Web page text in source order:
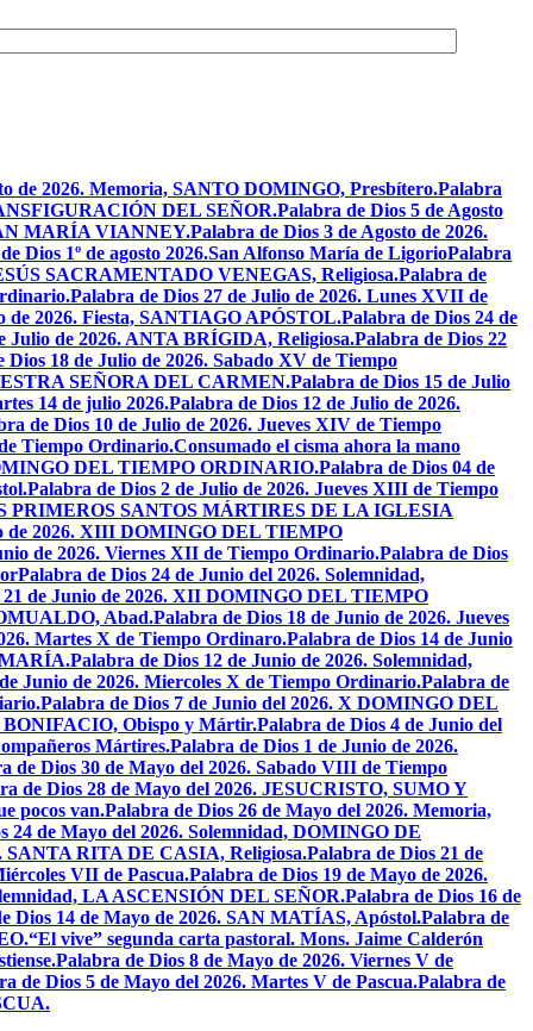
de 2026. Memoria, SANTO DOMINGO, Presbítero.Palabra
DEL SEÑOR.Palabra de Dios 5 de Agosto
MARÍA VIANNEY.Palabra de Dios 3 de Agosto de 2026.
Dios 1º de agosto 2026.San Alfonso María de LigorioPalabra
SACRAMENTADO VENEGAS, Religiosa.Palabra de
Palabra de Dios 27 de Julio de 2026. Lunes XVII de
de 2026. Fiesta, SANTIAGO APÓSTOL.Palabra de Dios 24 de
Julio de 2026. ANTA BRÍGIDA, Religiosa.Palabra de Dios 22
Dios 18 de Julio de 2026. Sabado XV de Tiempo
SEÑORA DEL CARMEN.Palabra de Dios 15 de Julio
14 de julio 2026.Palabra de Dios 12 de Julio de 2026.
de Dios 10 de Julio de 2026. Jueves XIV de Tiempo
Tiempo Ordinario.Consumado el cisma ahora la mano
DEL TIEMPO ORDINARIO.Palabra de Dios 04 de
Palabra de Dios 2 de Julio de 2026. Jueves XIII de Tiempo
PRIMEROS SANTOS MÁRTIRES DE LA IGLESIA
de 2026. XIII DOMINGO DEL TIEMPO
de 2026. Viernes XII de Tiempo Ordinario.Palabra de Dios
Palabra de Dios 24 de Junio del 2026. Solemnidad,
21 de Junio de 2026. XII DOMINGO DEL TIEMPO
Abad.Palabra de Dios 18 de Junio de 2026. Jueves
Martes X de Tiempo Ordinaro.Palabra de Dios 14 de Junio
MARÍA.Palabra de Dios 12 de Junio de 2026. Solemnidad,
Junio de 2026. Miercoles X de Tiempo Ordinario.Palabra de
Palabra de Dios 7 de Junio del 2026. X DOMINGO DEL
BONIFACIO, Obispo y Mártir.Palabra de Dios 4 de Junio del
Mártires.Palabra de Dios 1 de Junio de 2026.
de Dios 30 de Mayo del 2026. Sabado VIII de Tiempo
de Dios 28 de Mayo del 2026. JESUCRISTO, SUMO Y
pocos van.Palabra de Dios 26 de Mayo del 2026. Memoria,
24 de Mayo del 2026. Solemnidad, DOMINGO DE
SANTA RITA DE CASIA, Religiosa.Palabra de Dios 21 de
VII de Pascua.Palabra de Dios 19 de Mayo de 2026.
LA ASCENSIÓN DEL SEÑOR.Palabra de Dios 16 de
Dios 14 de Mayo de 2026. SAN MATÍAS, Apóstol.Palabra de
“El vive” segunda carta pastoral. Mons. Jaime Calderón
Palabra de Dios 8 de Mayo de 2026. Viernes V de
de Dios 5 de Mayo del 2026. Martes V de Pascua.Palabra de